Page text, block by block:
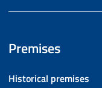
Premises
Historical premises